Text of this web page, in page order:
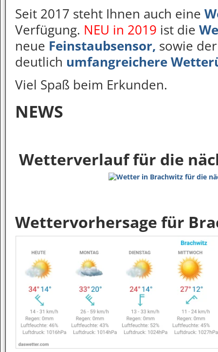
Seit 2017 steht Ihnen auch eine
Verfügung. NEU in 2019 ist die
neue Feinstaubsensor, sowie
deutlich umfangreichere
Viel Spaß beim Erkunden.
NEWS
Wetterverlauf für die
Wettervorhersage für